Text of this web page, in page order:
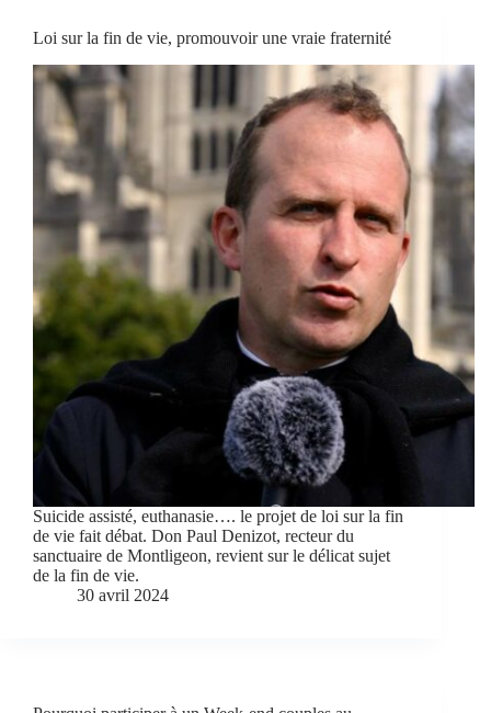
Loi sur la fin de vie, promouvoir une vraie fraternité
Suicide assisté, euthanasie…. le projet de loi sur la fin
de vie fait débat. Don Paul Denizot, recteur du
sanctuaire de Montligeon, revient sur le délicat sujet
de la fin de vie.
30 avril 2024